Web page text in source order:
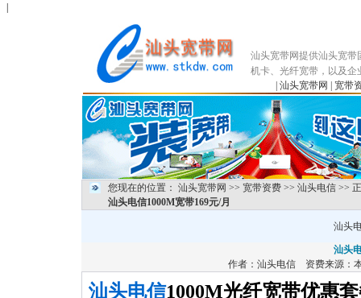
汕头宽带网提供汕头宽带
机卡、光纤宽带，以及
汕头宽带网 宽带
您现在的位置： 汕头宽带网 >> 宽带资费 >> 汕头电信 >>
汕头电信1000M宽带169元/月
汕头
汕头
作者： 汕头电信 资费来源：
汕头电信1000M光纤宽带优惠